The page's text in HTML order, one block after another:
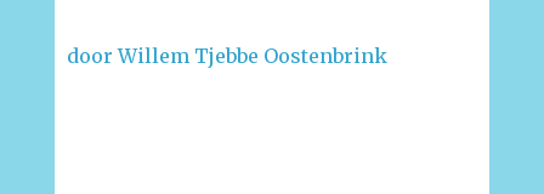
door Willem Tjebbe Oostenbrink